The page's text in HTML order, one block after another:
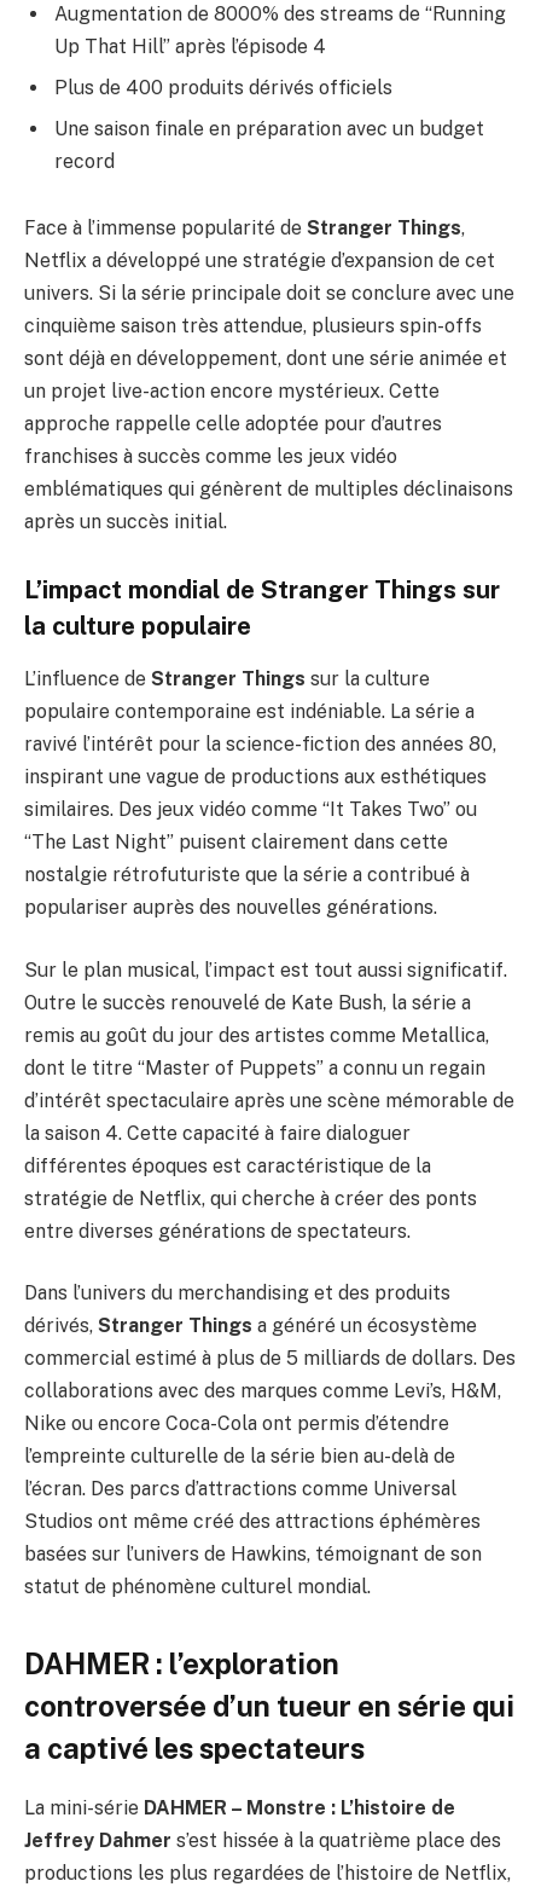
Augmentation de 8000% des streams de “Running
Up That Hill” après l’épisode 4
Plus de 400 produits dérivés officiels
Une saison finale en préparation avec un budget
record
Face à l’immense popularité de Stranger Things,
Netflix a développé une stratégie d’expansion de cet
univers. Si la série principale doit se conclure avec une
cinquième saison très attendue, plusieurs spin-offs
sont déjà en développement, dont une série animée et
un projet live-action encore mystérieux. Cette
approche rappelle celle adoptée pour d’autres
franchises à succès comme les jeux vidéo
emblématiques qui génèrent de multiples déclinaisons
après un succès initial.
L’impact mondial de Stranger Things sur
la culture populaire
L’influence de Stranger Things sur la culture
populaire contemporaine est indéniable. La série a
ravivé l’intérêt pour la science-fiction des années 80,
inspirant une vague de productions aux esthétiques
similaires. Des jeux vidéo comme “It Takes Two” ou
“The Last Night” puisent clairement dans cette
nostalgie rétrofuturiste que la série a contribué à
populariser auprès des nouvelles générations.
Sur le plan musical, l’impact est tout aussi significatif.
Outre le succès renouvelé de Kate Bush, la série a
remis au goût du jour des artistes comme Metallica,
dont le titre “Master of Puppets” a connu un regain
d’intérêt spectaculaire après une scène mémorable de
la saison 4. Cette capacité à faire dialoguer
différentes époques est caractéristique de la
stratégie de Netflix, qui cherche à créer des ponts
entre diverses générations de spectateurs.
Dans l’univers du merchandising et des produits
dérivés, Stranger Things a généré un écosystème
commercial estimé à plus de 5 milliards de dollars. Des
collaborations avec des marques comme Levi’s, H&M,
Nike ou encore Coca-Cola ont permis d’étendre
l’empreinte culturelle de la série bien au-delà de
l’écran. Des parcs d’attractions comme Universal
Studios ont même créé des attractions éphémères
basées sur l’univers de Hawkins, témoignant de son
statut de phénomène culturel mondial.
DAHMER : l’exploration
controversée d’un tueur en série qui
a captivé les spectateurs
La mini-série DAHMER – Monstre : L’histoire de
Jeffrey Dahmer s’est hissée à la quatrième place des
productions les plus regardées de l’histoire de Netflix,